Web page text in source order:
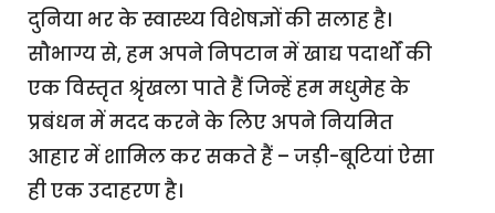
दुनिया भर के स्वास्थ्य विशेषज्ञों की सलाह है।
सौभाग्य से, हम अपने निपटान में खाद्य पदार्थों की
एक विस्तृत श्रृंखला पाते हैं जिन्हें हम मधुमेह के
प्रबंधन में मदद करने के लिए अपने नियमित
आहार में शामिल कर सकते हैं – जड़ी-बूटियां ऐसा
ही एक उदाहरण है।